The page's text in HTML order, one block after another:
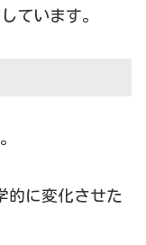
ています。
的に変化させた